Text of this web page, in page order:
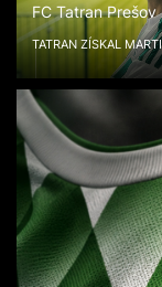
FC Tatran
TATRAN ZÍSKAL